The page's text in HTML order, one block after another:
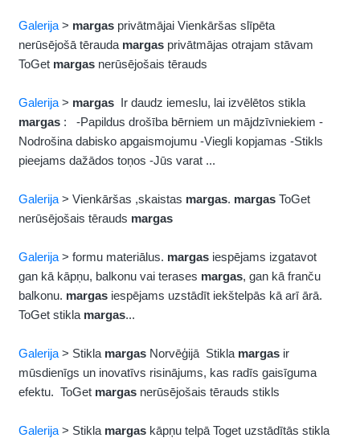
Galerija > margas privātmājai Vienkāršas slīpēta
nerūsējošā tērauda margas privātmājas otrajam stāvam
ToGet margas nerūsējošais tērauds
Galerija > margas Ir daudz iemeslu, lai izvēlētos stikla
margas : -Papildus drošība bērniem un mājdzīvniekiem -
Nodrošina dabisko apgaismojumu -Viegli kopjamas -Stikls
pieejams dažādos toņos -Jūs varat ...
Galerija > Vienkāršas ,skaistas margas. margas ToGet
nerūsējošais tērauds margas
Galerija > formu materiālus. margas iespējams izgatavot
gan kā kāpņu, balkonu vai terases margas, gan kā franču
balkonu. margas iespējams uzstādīt iekštelpās kā arī ārā.
ToGet stikla margas...
Galerija > Stikla margas Norvēģijā Stikla margas ir
mūsdienīgs un inovatīvs risinājums, kas radīs gaisīguma
efektu. ToGet margas nerūsējošais tērauds stikls
Galerija > Stikla margas kāpņu telpā Toget uzstādītās stikla